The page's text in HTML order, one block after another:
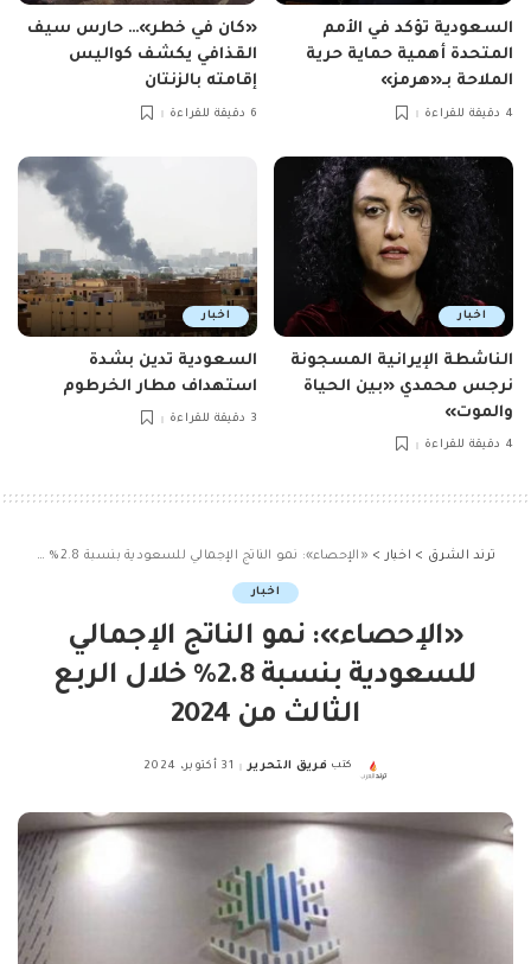
السعودية تؤكد في الأمم
المتحدة أهمية حماية حرية
الملاحة بـ«هرمز»
4 دقيقة للقراءة
«كان في خطر»… حارس سيف
القذافي يكشف كواليس
إقامته بالزنتان
6 دقيقة للقراءة
اخبار
الناشطة الإيرانية المسجونة
نرجس محمدي «بين الحياة
والموت»
4 دقيقة للقراءة
اخبار
السعودية تدين بشدة
استهداف مطار الخرطوم
3 دقيقة للقراءة
ترند الشرق > اخبار > «الإحصاء»: نمو الناتج الإجمالي للسعودية بنسبة 2.8% خلال الربع الثالث من 2024
اخبار
«الإحصاء»: نمو الناتج الإجمالي
للسعودية بنسبة 2.8% خلال الربع
الثالث من 2024
Posted
كتب فريق التحرير 31 أكتوبر، 2024